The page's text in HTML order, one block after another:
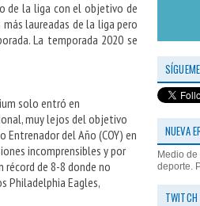
de la liga con el objetivo de
laureadas de la liga pero
La temporada 2020 se
solo entró en
muy lejos del objetivo
del Año (COY) en
incomprensibles y por
de 8-8 donde no
Philadelphia Eagles,
NUEVA
Medio
deporte.
TWITCH